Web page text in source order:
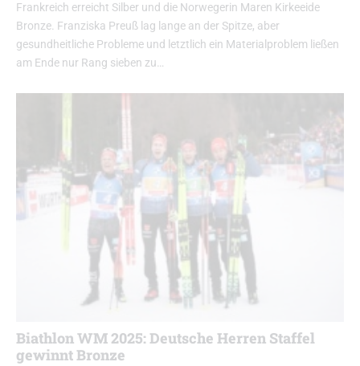
Frankreich erreicht Silber und die Norwegerin Maren Kirkeeide
Bronze. Franziska Preuß lag lange an der Spitze, aber
gesundheitliche Probleme und letztlich ein Materialproblem ließen
am Ende nur Rang sieben zu…
Biathlon WM 2025: Deutsche Herren Staffel
gewinnt Bronze